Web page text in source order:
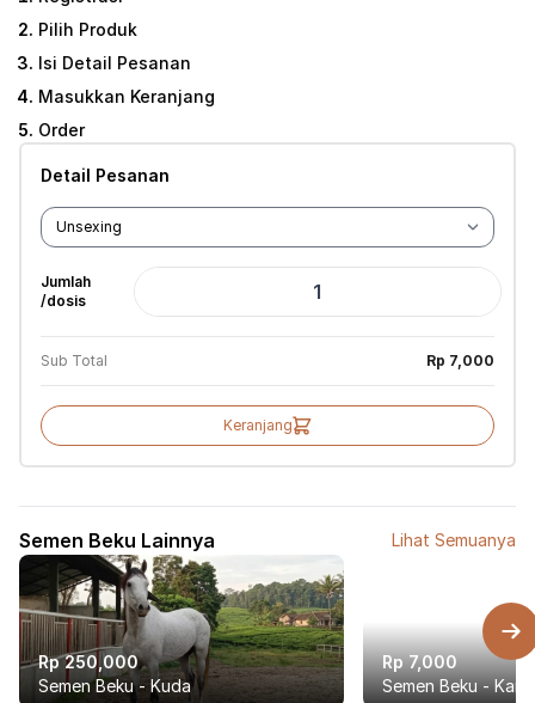
Pilih Produk
Isi Detail Pesanan
Masukkan Keranjang
Order
Detail Pesanan
Jumlah
/dosis
Sub Total Rp 7,000
Keranjang
Semen Beku Lainnya Lihat Semuanya
Rp 250,000
Semen Beku - Kuda
Rp 7,000
Semen Beku -